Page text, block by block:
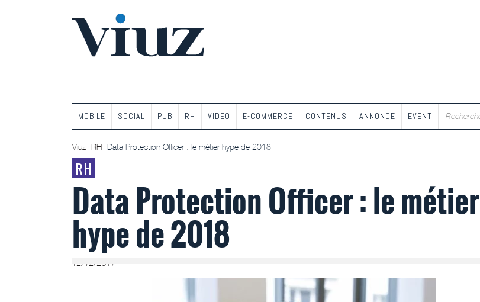
MOBILE SOCIAL PUB RH VIDEO E-COMMERCE CONTENUS ANNONCE EVENT
Viuz RH Data Protection Officer : le métier hype de 2018
RH
Data Protection Officer : le métier
hype de 2018
12/12/2017